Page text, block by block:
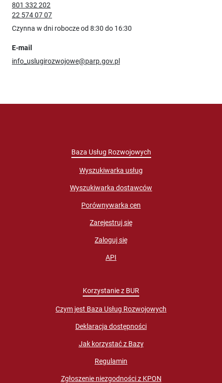
801 332 202
22 574 07 07
Czynna w dni robocze od 8:30 do 16:30
E-mail
info_uslugirozwojowe@parp.gov.pl
Baza Usług Rozwojowych
Wyszukiwarka usług
Wyszukiwarka dostawców
Porównywarka cen
Zarejestruj się
Zaloguj się
API
Korzystanie z BUR
Czym jest Baza Usług Rozwojowych
Deklaracja dostępności
Jak korzystać z Bazy
Regulamin
Zgłoszenie niezgodności z KPON